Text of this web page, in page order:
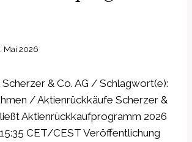
Mai 2026
& Co. AG / Schlagwort(e):
/ Aktienrückkäufe Scherzer &
Aktienrückkaufprogramm 2026
CET/CEST Veröffentlichung